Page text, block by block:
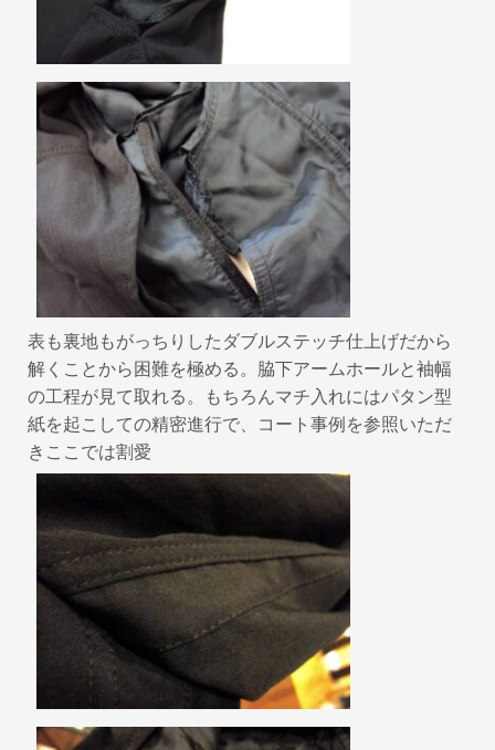
表も裏地もがっちりしたダブルステッチ仕上げだから
解くことから困難を極める。脇下アームホールと袖幅
の工程が見て取れる。もちろんマチ入れにはパタン型
紙を起こしての精密進行で、コート事例を参照いただ
きここでは割愛